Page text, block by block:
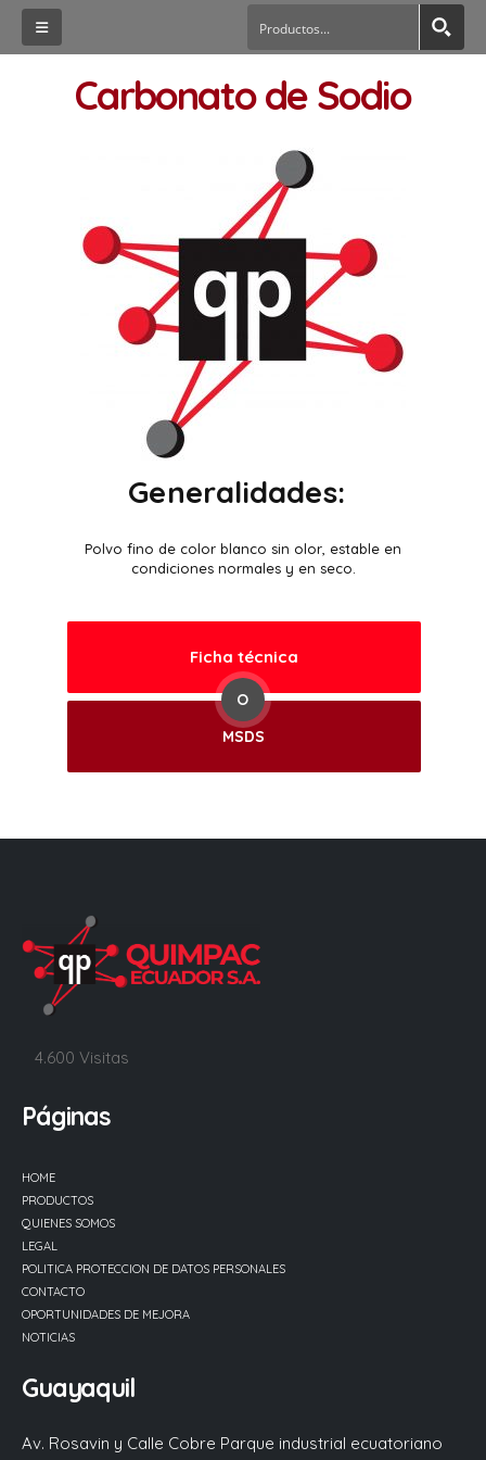
Carbonato de Sodio
Generalidades:
Polvo fino de color blanco sin olor, estable en
condiciones normales y en seco.
Ficha técnica
O
MSDS
4.600 Visitas
Páginas
HOME
PRODUCTOS
QUIENES SOMOS
LEGAL
POLITICA PROTECCION DE DATOS PERSONALES
CONTACTO
OPORTUNIDADES DE MEJORA
NOTICIAS
Guayaquil
Av. Rosavin y Calle Cobre Parque industrial ecuatoriano